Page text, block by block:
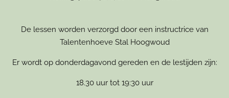
De lessen worden verzorgd door een instructrice van
Talentenhoeve Stal Hoogwoud
Er wordt op donderdagavond gereden en de lestijden zijn:
18.30 uur tot 19:30 uur